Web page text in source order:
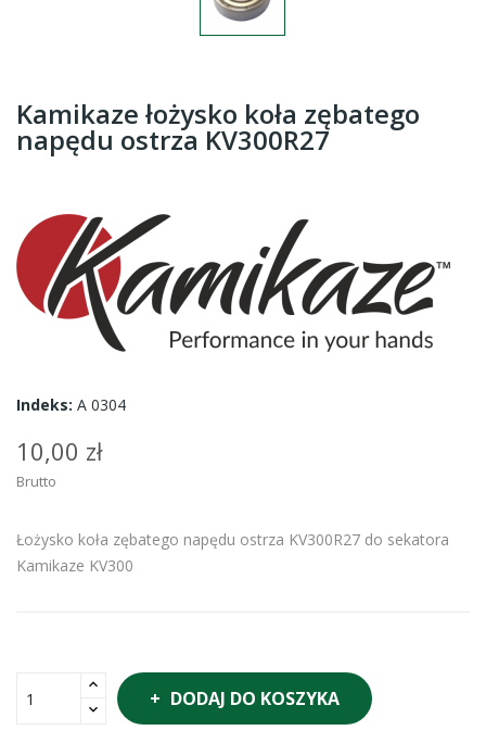
Kamikaze łożysko koła zębatego
napędu ostrza KV300R27
Indeks: A 0304
10,00 zł
Brutto
Łożysko koła zębatego napędu ostrza KV300R27 do sekatora
Kamikaze KV300
DODAJ DO KOSZYKA